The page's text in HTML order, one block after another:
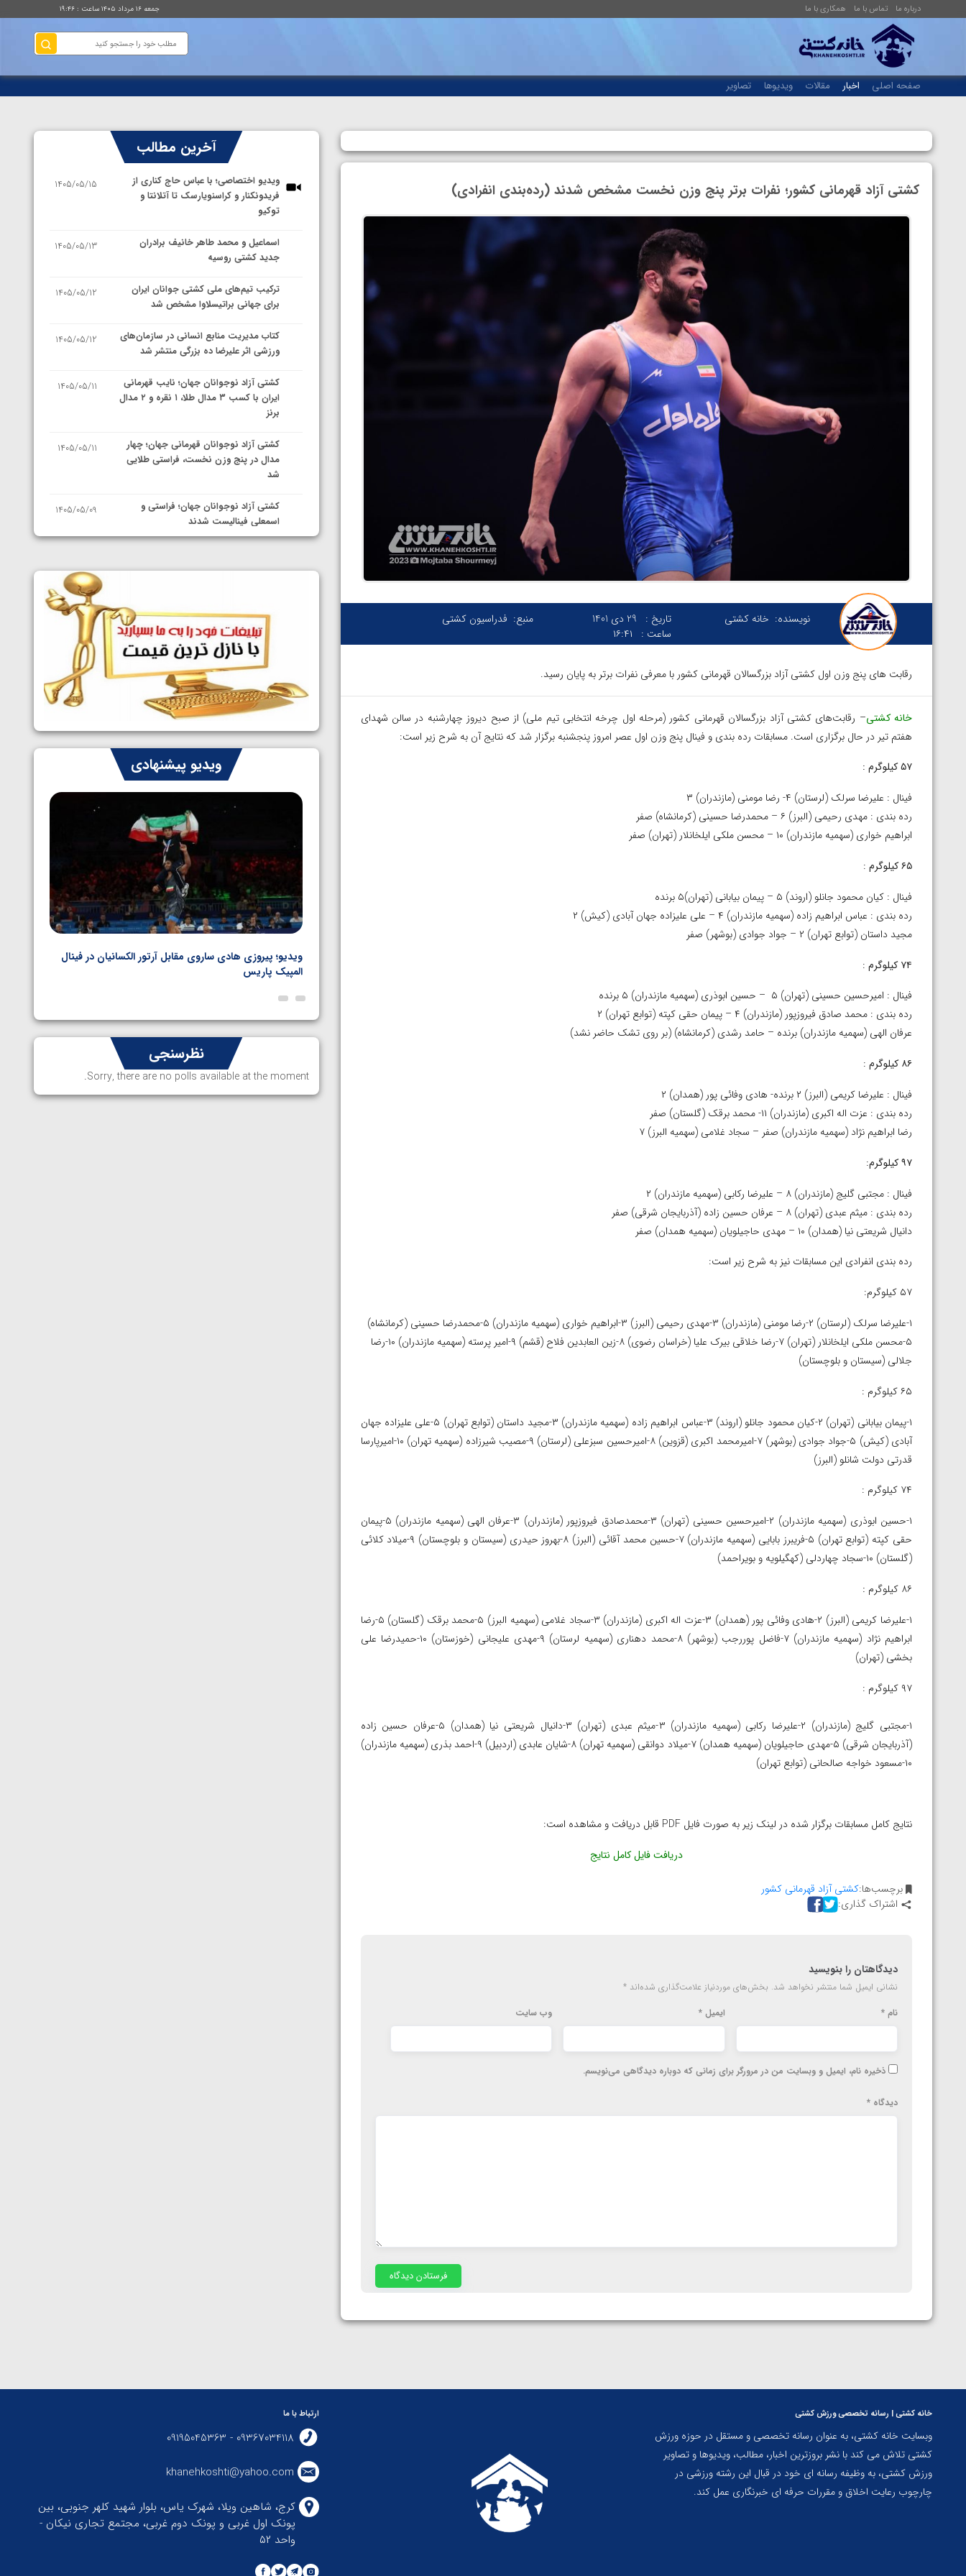
درباره ما تماس با ما همکاری با ما جمعه ۱۶ مرداد ۱۴۰۵ ساعت : ۱۹:۴۶
صفحه اصلی اخبار مقالات ویدیوها تصاویر
کشتی آزاد قهرمانی کشور؛ نفرات برتر پنج وزن‌ نخست مشخص شدند (رده‌بندی انفرادی)
نویسنده: خانه کشتی تاریخ :
29 دی 1401
ساعت :
۱۶:۴۱
منبع: فدراسیون کشتی
رقابت های پنج وزن اول کشتی آزاد بزرگسالان قهرمانی کشور با معرفی نفرات برتر به پایان رسید.
خانه کشتی– رقابت‌های کشتی آزاد بزرگسالان قهرمانی کشور (مرحله اول چرخه انتخابی تیم ملی) از صبح دیروز چهارشنبه در سالن شهدای
هفتم تیر در حال برگزاری است. مسابقات رده بندی و فینال پنج وزن اول عصر امروز پنجشنبه برگزار شد که نتایج آن به شرح زیر است:
۵۷ کیلوگرم :
فینال : علیرضا سرلک (لرستان) ۴- رضا مومنی (مازندران) ۳
رده بندی : مهدی رحیمی (البرز) ۶ – محمدرضا حسینی (کرمانشاه) صفر
ابراهیم خواری (سهمیه مازندران) ۱۰ – محسن ملکی ایلخانلار (تهران) صفر
۶۵ کیلوگرم
:
فینال : کیان محمود جانلو (اروند) ۵ – پیمان بیابانی (تهران)۵ برنده
رده بندی : عباس ابراهیم زاده (سهمیه مازندران) ۴ – علی علیزاده جهان آبادی (کیش) ۲
مجید داستان (توابع تهران) ۲ – جواد جوادی (بوشهر) صفر
۷۴ کیلوگرم
:
فینال : امیرحسین حسینی (تهران) ۵ – حسین ابوذری (سهمیه مازندران) ۵ برنده
رده بندی : محمد صادق فیروزپور (مازندران) ۴ – پیمان حقی کپته (توابع تهران) ۲
عرفان الهی (سهمیه مازندران) برنده – حامد رشدی (کرمانشاه) (بر روی تشک حاضر نشد)
۸۶ کیلوگرم
:
فینال : علیرضا کریمی (البرز) ۲ برنده- هادی وفائی پور (همدان) ۲
رده بندی : عزت اله اکبری (مازندران) ۱۱- محمد برقک (گلستان) صفر
رضا ابراهیم نژاد (سهمیه مازندران) صفر – سجاد غلامی (سهمیه البرز) ۷
۹۷ کیلوگرم
:
فینال : مجتبی گلیج (مازندران) ۸ – علیرضا رکابی (سهمیه مازندران) ۲
رده بندی : میثم عبدی (تهران) ۸ – عرفان حسین زاده (آذربایجان شرقی) صفر
دانیال شریعتی نیا (همدان) ۱۰ – مهدی حاجیلویان (سهمیه همدان) صفر
رده بندی انفرادی این مسابقات نیز به شرح زیر است:
۵۷ کیلوگرم:
۱-علیرضا سرلک (لرستان) ۲-رضا مومنی (مازندران) ۳-مهدی رحیمی (البرز) ۳-ابراهیم خواری (سهمیه مازندران) ۵-محمدرضا حسینی (کرمانشاه)
۵-محسن ملکی ایلخانلار (تهران) ۷-رضا خلاقی بیرک علیا (خراسان رضوی) ۸-زین العابدین فلاح (قشم) ۹-امیر پرسته (سهمیه مازندران) ۱۰-رضا
جلالی (سیستان و بلوچستان)
۶۵ کیلوگرم :
۱-پیمان بیابانی (تهران) ۲-کیان محمود جانلو (اروند) ۳-عباس ابراهیم زاده (سهمیه مازندران) ۳-مجید داستان (توابع تهران) ۵-علی علیزاده جهان
آبادی (کیش) ۵-جواد جوادی (بوشهر) ۷-امیرمحمد اکبری (قزوین) ۸-امیرحسین سبزعلی (لرستان) ۹-مصیب شیرزاده (سهمیه تهران) ۱۰-امیرپارسا
قدرتی دولت شانلو (البرز)
۷۴ کیلوگرم :
۱-حسین ابوذری (سهمیه مازندران) ۲-امیرحسین حسینی (تهران) ۳-محمدصادق فیروزپور (مازندران) ۳-عرفان الهی (سهمیه مازندران) ۵-پیمان
حقی کپته (توابع تهران) ۵-فریبرز بابایی (سهمیه مازندران) ۷-حسین محمد آقائی (البرز) ۸-بهروز حیدری (سیستان و بلوچستان) ۹-میلاد کلائی
(گلستان) ۱۰-سجاد چهاردلی (کهگیلویه و بویراحمد)
۸۶ کیلوگرم
:
۱-علیرضا کریمی (البرز) ۲-هادی وفائی پور (همدان) ۳-عزت اله اکبری (مازندران) ۳-سجاد غلامی (سهمیه البرز) ۵-محمد برقک (گلستان) ۵-رضا
ابراهیم نژاد (سهمیه مازندران) ۷-فاضل پوررجب (بوشهر) ۸-محمد دهناری (سهمیه لرستان) ۹-مهدی علیجانی (خوزستان) ۱۰-حمیدرضا علی
بخشی (تهران)
۹۷ کیلوگرم :
۱-مجتبی گلیج (مازندران) ۲-علیرضا رکابی (سهمیه مازندران) ۳-میثم عبدی (تهران) ۳-دانیال شریعتی نیا (همدان) ۵-عرفان حسین زاده
(آذربایجان شرقی) ۵-مهدی حاجیلویان (سهمیه همدان) ۷-میلاد دوانقی (سهمیه تهران) ۸-شایان عابدی (اردبیل) ۹-احمد بذری (سهمیه مازندران)
۱۰-مسعود خواجه صالحانی (توابع تهران)
نتایج کامل مسابقات برگزار شده در لینک زیر به صورت فایل PDF قابل دریافت و مشاهده است:
دریافت فایل کامل نتایج
برچسب‌ها:کشتی آزاد قهرمانی کشور
اشتراک گذاری:
دیدگاهتان را بنویسید
نشانی ایمیل شما منتشر نخواهد شد. بخش‌های موردنیاز علامت‌گذاری شده‌اند *
نام * ایمیل* وب‌ سایت
ذخیره نام، ایمیل و وبسایت من در مرورگر برای زمانی که دوباره دیدگاهی می‌نویسم.
دیدگاه *
آخرین مطالب
ویدیو اختصاصی؛ با عباس حاج کناری از
فریدونکنار و کراسنویارسک تا آتلانتا و
توکیو
1405/05/15
اسماعیل و محمد طاهر خانیف برادران
جدید کشتی روسیه
1405/05/13
ترکیب تیم‌های ملی کشتی جوانان ایران
برای جهانی براتیسلاوا مشخص شد
1405/05/12
کتاب مدیریت منابع انسانی در سازمان‌های
ورزشی اثر علیرضا ده بزرگی منتشر شد
1405/05/12
کشتی آزاد نوجوانان جهان؛ نایب قهرمانی
ایران با کسب ۳ مدال طلا، ۱ نقره و ۲ مدال
برنز
1405/05/11
کشتی آزاد نوجوانان قهرمانی جهان؛ چهار
مدال در پنج وزن نخست، فراستی طلایی
شد
1405/05/11
کشتی آزاد نوجوانان جهان؛ فراستی و
اسمعلی فینالیست شدند
1405/05/09
نمایندگان ایران مشخص شدند
سوم برای ایران
1405/05/07
ایران چشم به راه چهار مدال در پنج وزن
دوم کشتی فرنگی نوجوانان جهان
1405/05/06
ویدیو پیشنهادی
امین میرزازاده
ویدیو؛ پیروزی هادی ساروی مقابل آرتور الکسانیان در فینال
المپیک پاریس
نظرسنجی
Sorry, there are no polls available at the moment.
خانه کشتی | رسانه تخصصی ورزش کشتی
وبسایت خانه کشتی، به عنوان رسانه تخصصی و مستقل در حوزه ورزش
کشتی تلاش می کند با نشر بروزترین اخبار، مطالب، ویدیوها و تصاویر
ورزش کشتی، به وظیفه رسانه ای خود در قبال این رشته ورزشی در
چارچوب رعایت اخلاق و مقررات حرفه ای خبرنگاری عمل کند.
ارتباط با ما
09367034118 - 09195045363
khanehkoshti@yahoo.com
کرج، شاهین ویلا، شهرک یاس، بلوار شهید کلهر جنوبی، بین
پونک اول غربی و پونک دوم غربی، مجتمع تجاری نیکان -
واحد ۵۲